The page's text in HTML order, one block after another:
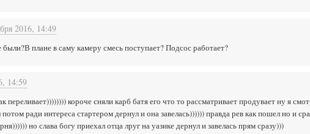
2016, 14:49
плане в саму камеру смесь поступает? Подсос работает?
14:59
переливает)))))))) короче сняли карб батя его что то рассматривает продувает ну я
ради интереса стартером дернул и она завелась)))))) правда рев как пошел но и
но слава богу приехал отца лруг на уазике дернул и завелась прям сразу)))